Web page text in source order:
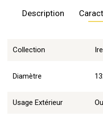
Description
Collection
Diamètre
Usage Extérieur